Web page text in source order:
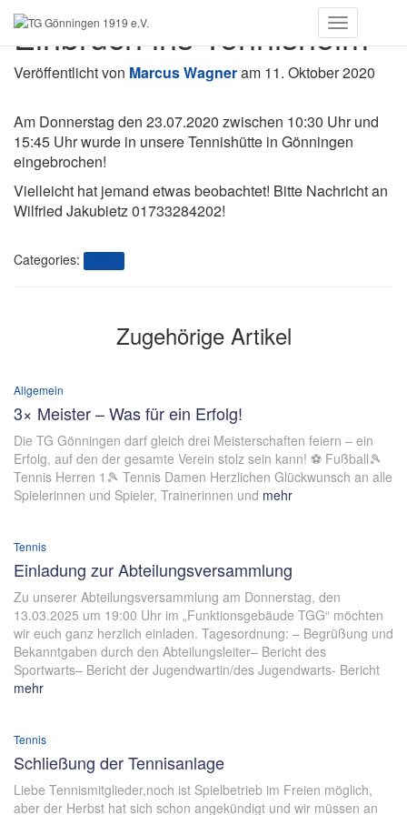
Toggle
Navigation
Einbruch ins Tennisheim
Veröffentlicht von Marcus Wagneram 11. Oktober 2020
Am Donnerstag den 23.07.2020 zwischen 10:30 Uhr und
15:45 Uhr wurde in unsere Tennishütte in Gönningen
eingebrochen!
Vielleicht hat jemand etwas beobachtet! Bitte Nachricht an
Wilfried Jakubietz 01733284202!
Categories:
Zugehörige Artikel
Allgemein
3× Meister – Was für ein Erfolg!
Die TG Gönningen darf gleich drei Meisterschaften feiern – ein
Erfolg, auf den der gesamte Verein stolz sein kann! ⚽ Fußball🎾
Tennis Herren 1🎾 Tennis Damen Herzlichen Glückwunsch an alle
Spielerinnen und Spieler, Trainerinnen und mehr
Tennis
Einladung zur Abteilungsversammlung
Zu unserer Abteilungsversammlung am Donnerstag, den
13.03.2025 um 19:00 Uhr im „Funktionsgebäude TGG“ möchten
wir euch ganz herzlich einladen. Tagesordnung: – Begrüßung und
Bekanntgaben durch den Abteilungsleiter– Bericht des
Sportwarts– Bericht der Jugendwartin/des Jugendwarts- Bericht
mehr
Tennis
Schließung der Tennisanlage
Liebe Tennismitglieder,noch ist Spielbetrieb im Freien möglich,
aber der Herbst hat sich schon angekündigt und wir müssen an